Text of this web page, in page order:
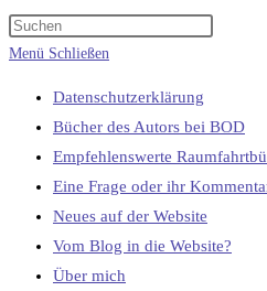
umschalten
Menü Schließen
Datenschutzerklärung
Bücher des Autors bei BOD
Empfehlenswerte
Eine Frage oder ihr
Neues auf der Website
Vom Blog in die Website?
Über mich